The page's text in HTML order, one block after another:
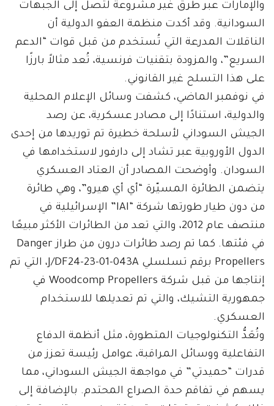
والإمارات عبر طرق غير مشروعة لتصل إلى الجبهات
السودانية. وقد أكدت منظمة العفو الدولية أن
الناقلات المدرعة التي تُستخدم من قبل قوات “الدعم
السريع”، والمزودة بتقنيات فرنسية، تُعد مثالاً بارزًا
على هذا التسلح غير القانوني.
في نوفمبر الماضي، كشفت وسائل الإعلام المحلية
والدولية، استنادًا إلى مصادر عسكرية، عن رصد
الجيش السوداني لأسلحة خطيرة تم توريدها من إحدى
الدول الأوروبية عبر تشاد إلى دارفور لاستخدامها في
السودان. وأوضحت المصادر أن العتاد العسكري
يتضمن الطائرة المسيّرة “أي أي هيرو”، وهي طائرة
من دون طيار طورتها شركة “IAI” الإسرائيلية في
منتصف عام 2012، والتي تعد من الطائرات الأكثر مبيعًا
في فئتها. كما تم رصد طائرات درون من طراز Danger
Propellers برقم تسلسلي J/DF24-23-01-043A، التي تم
إنتاجها من قبل شركة Woodcomp Propellers في
جمهورية التشيك، والتي تم تعديلها للاستخدام
العسكري.
وتُعَدُّ التكنولوجيات المتطورة، مثل أنظمة الدفاع
التفاعلية ووسائل المراقبة، عوامل رئيسة تعزز من
قدرات “حميدتي” في مواجهة الجيش السوداني، مما
يسهم في تفاقم حدة الصراع المحتدم. بالإضافة إلى